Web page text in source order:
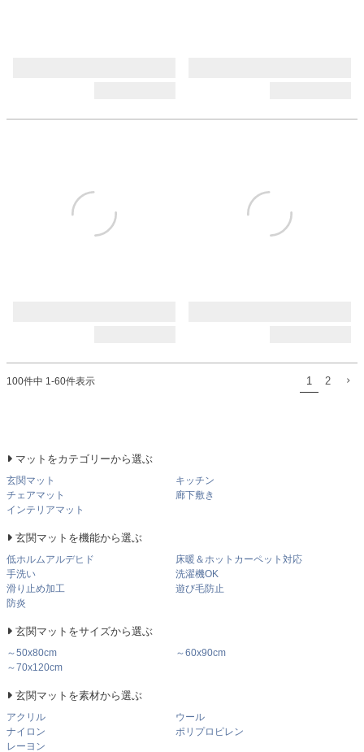
100件中 1-60件表示 1 2
マットをカテゴリーから選ぶ
玄関マット
キッチン
チェアマット
廊下敷き
インテリアマット
玄関マットを機能から選ぶ
低ホルムアルデヒド
床暖＆ホットカーペット対応
手洗い
洗濯機OK
滑り止め加工
遊び毛防止
防炎
玄関マットをサイズから選ぶ
～50x80cm
～60x90cm
～70x120cm
玄関マットを素材から選ぶ
アクリル
ウール
ナイロン
ポリプロピレン
レーヨン